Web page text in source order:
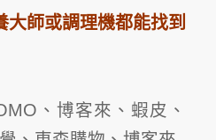
大師或調理機都能找到
、博客來、蝦皮、